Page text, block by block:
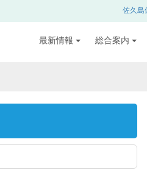
佐久島
最新情報 総合案内